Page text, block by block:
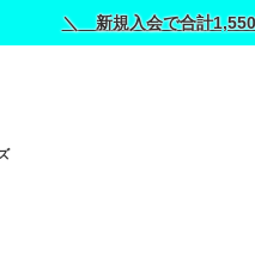
＼ 新規入会で合計